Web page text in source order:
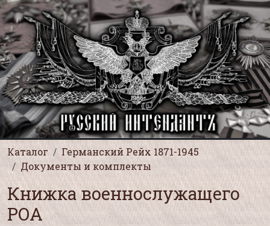
Каталог
Германский Рейх 1871-1945
Документы и комплекты
Книжка военнослужащего
РОА